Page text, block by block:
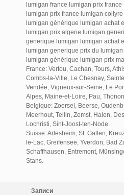
lumigan france lumigan prix france
lumigan prix france lumigan
lumigan générique lumigan achat
lumigan prix algerie lumigan
generique lumigan lumigan achat
lumigan generique prix du lumigan
lumigan générique lumigan prix
France: Vertou, Cachan, Tours,
Combs-la-Ville, Le Chesnay,
Vendée, Vigneux-sur-Seine, Le
Alpes, Maine-et-Loire, Pau,
Belgique: Zoersel, Beerse,
Meerhout, Tellin, Zemst, Halen,
Lochristi, Sint-Joost-ten-Node.
Suisse: Arlesheim, St. Gallen,
le-Lac, Greifensee, Yverdon, Bad
Schaffhausen, Entremont,
Stans.
Записи